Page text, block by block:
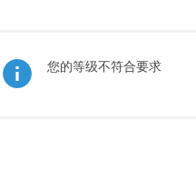
您的等级不符合要求